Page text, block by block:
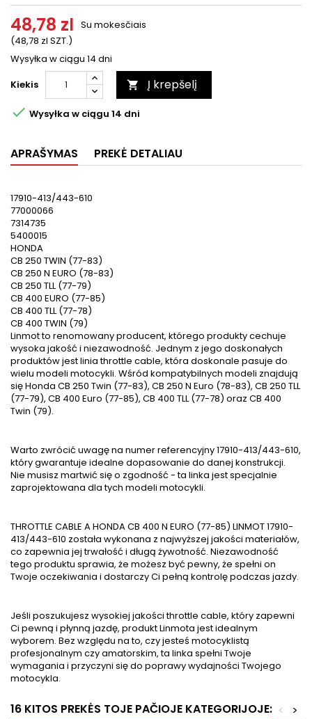
48,78 zl
(48,78 zl SZT.)
Su mokesčiais
Wysyłka w ciągu 14 dni
Kiekis
 Į krepšelį
 Wysyłka w ciągu 14 dni
APRAŠYMAS PREKĖ DETALIAU
17910-413/443-610
77000066
7314735
5400015
HONDA
CB 250 TWIN (77-83)
CB 250 N EURO (78-83)
CB 250 TLL (77-79)
CB 400 EURO (77-85)
CB 400 TLL (77-78)
CB 400 TWIN (79)
Linmot to renomowany producent, którego produkty cechuje
wysoka jakość i niezawodność. Jednym z jego doskonałych
produktów jest linia throttle cable, która doskonale pasuje do
wielu modeli motocykli. Wśród kompatybilnych modeli znajdują
się Honda CB 250 Twin (77-83), CB 250 N Euro (78-83), CB 250 TLL
(77-79), CB 400 Euro (77-85), CB 400 TLL (77-78) oraz CB 400
Twin (79).
Warto zwrócić uwagę na numer referencyjny 17910-413/443-610,
który gwarantuje idealne dopasowanie do danej konstrukcji.
Nie musisz martwić się o zgodność - ta linka jest specjalnie
zaprojektowana dla tych modeli motocykli.
THROTTLE CABLE A HONDA CB 400 N EURO (77-85) LINMOT 17910-
413/443-610 została wykonana z najwyższej jakości materiałów,
co zapewnia jej trwałość i długą żywotność. Niezawodność
tego produktu sprawia, że możesz być pewny, że spełni on
Twoje oczekiwania i dostarczy Ci pełną kontrolę podczas jazdy.
Jeśli poszukujesz wysokiej jakości throttle cable, który zapewni
Ci pewną i płynną jazdę, produkt Linmota jest idealnym
wyborem. Bez względu na to, czy jesteś motocyklistą
profesjonalnym czy amatorskim, ta linka spełni Twoje
wymagania i przyczyni się do poprawy wydajności Twojego
motocykla.
16 KITOS PREKĖS TOJE PAČIOJE KATEGORIJOJE: >
<